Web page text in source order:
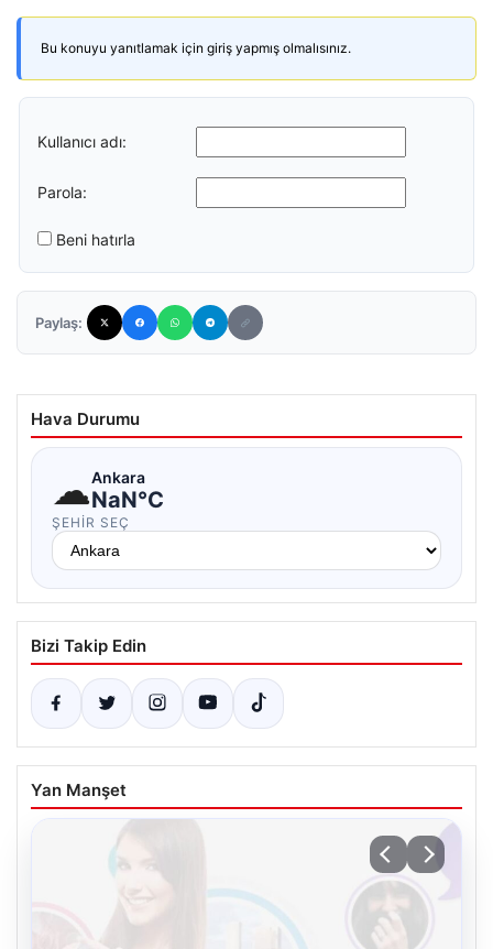
Bu konuyu yanıtlamak için giriş yapmış olmalısınız.
Kullanıcı adı:
Parola:
Beni hatırla
Paylaş:
Hava Durumu
☁Ankara
NaN°C
ŞEHIR SEÇ
Bizi Takip Edin
Yan Manşet